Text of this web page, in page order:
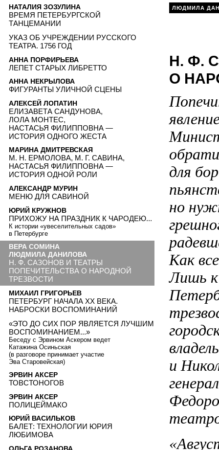
ЛЮДМИЛА
Н. Ф.
О
для
но
Как
Лишь
и
НАТАЛИЯ ЗОЗУЛИНА
ВРЕМЯ ПЕТЕРБУРГСКОЙ
ТАНЦЕМАНИИ
УКАЗ ОБ УЧРЕЖДЕНИИ РУССКОГО
ТЕАТРА. 1756 ГОД
АННА ПОРФИРЬЕВА
ЛЕПЕТ СТАРЫХ ЛИБРЕТТО
АННА НЕКРЫЛОВА
ФИГУРАНТЫ УЛИЧНОЙ СЦЕНЫ
АЛЕКСЕЙ ЛОПАТИН
ЕЛИЗАВЕТА САНДУНОВА,
ЛОЛА МОНТЕС,
НАСТАСЬЯ ФИЛИППОВНА —
ИСТОРИЯ ОДНОГО ЖЕСТА
МАРИНА ДМИТРЕВСКАЯ
М. Н. ЕРМОЛОВА, М. Г. САВИНА,
НАСТАСЬЯ ФИЛИППОВНА —
ИСТОРИЯ ОДНОЙ РОЛИ
АЛЕКСАНДР МУРИН
МЕНЮ ДЛЯ САВИНОЙ
ЮРИЙ КРУЖНОВ
ПРИХОЖУ НА ПРАЗДНИК К ЧАРОДЕЮ...
К истории «увеселительных садов»
в Петербурге
ВЕРА СОМИНА
ЛЮДМИЛА ДАНИЛОВА
Н. Ф. САЗОНОВ И ТЕАТРЫ
ПОПЕЧИТЕЛЬСТВА О НАРОДНОЙ
ТРЕЗВОСТИ
МИХАИЛ ГРИГОРЬЕВ
ПЕТЕРБУРГ НАЧАЛА ХХ ВЕКА.
НАБРОСКИ ВОСПОМИНАНИЙ
«ЭТО ДО СИХ ПОР ЯВЛЯЕТСЯ ЛУЧШИМ
ВОСПОМИНАНИЕМ...»
Беседу с Эрвином Аскером ведет
Катажина Осиньская
(в разговоре принимает участие
Эва Старовейская)
ЭРВИН АКСЕР
ТОВСТОНОГОВ
ЭРВИН АКСЕР
ПОЛИЦЕЙМАКО
ЮРИЙ ВАСИЛЬКОВ
БАЛЕТ: ТЕХНОЛОГИИ ЮРИЯ
ЛЮБИМОВА